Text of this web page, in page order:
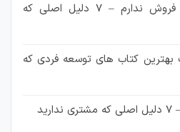
چرا فروش ندارم – 7 دلیل اصلی که
کتاب های توسعه فردی که